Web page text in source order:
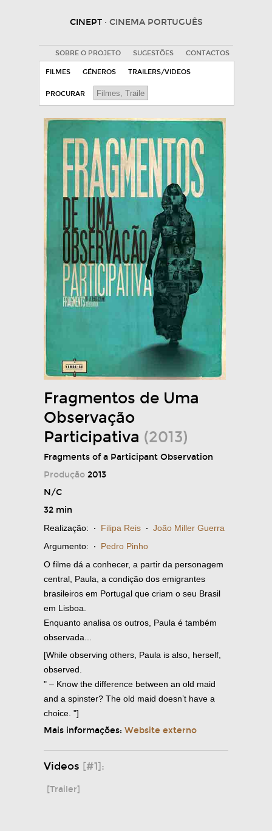
CINEPT · CINEMA PORTUGUÊS
SOBRE O PROJETO SUGESTÕES CONTACTOS
FILMES GÉNEROS TRAILERS/VIDEOS
PROCURAR
Fragmentos de Uma
Observação
Participativa (2013)
Fragments of a Participant Observation
Produção 2013
N/C
32 min
Realização: · Filipa Reis · João Miller Guerra
Argumento: · Pedro Pinho
O filme dá a conhecer, a partir da personagem
central, Paula, a condição dos emigrantes
brasileiros em Portugal que criam o seu Brasil
em Lisboa.
Enquanto analisa os outros, Paula é também
observada...
[While observing others, Paula is also, herself,
observed.
" – Know the difference between an old maid
and a spinster? The old maid doesn’t have a
choice. "]
Mais informações: Website externo
Videos [#1]:
[Trailer]